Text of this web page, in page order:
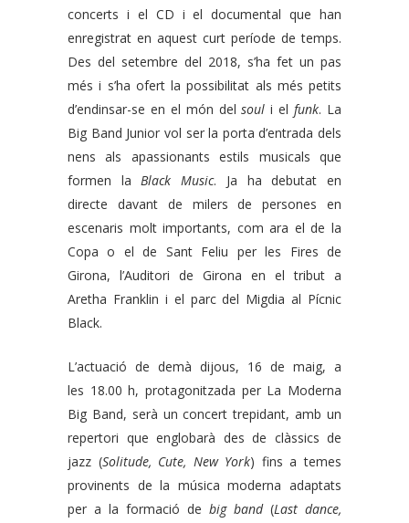
concerts i el CD i el documental que han
enregistrat en aquest curt període de temps.
Des del setembre del 2018, s’ha fet un pas
més i s’ha ofert la possibilitat als més petits
d’endinsar-se en el món delsouli elfunk. La
Big Band Junior vol ser la porta d’entrada dels
nens als apassionants estils musicals que
formen laBlack Music. Ja ha debutat en
directe davant de milers de persones en
escenaris molt importants, com ara el de la
Copa o el de Sant Feliu per les Fires de
Girona, l’Auditori de Girona en el tribut a
Aretha Franklin i el parc del Migdia al Pícnic
Black.
L’actuació de demà dijous, 16 de maig, a
les 18.00 h, protagonitzada per La Moderna
Big Band, serà un concert trepidant, amb un
repertori que englobarà des de clàssics de
jazz (Solitude, Cute, New York) fins a temes
provinents de la música moderna adaptats
per a la formació de big band(Last dance,